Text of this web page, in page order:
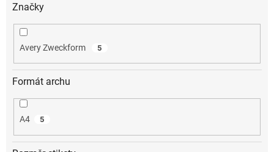
Značky
Avery Zweckform 5
Formát archu
A4 5